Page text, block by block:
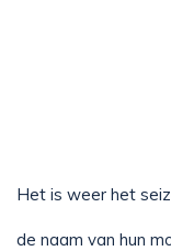
Het is weer het
de naam van hun